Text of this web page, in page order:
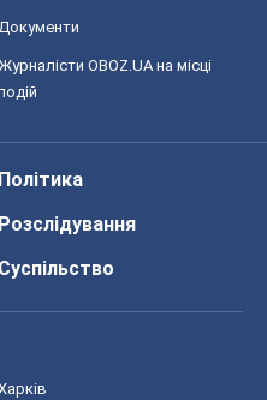
Журналісти OBOZ.UA на місці
Політика
Розслідування
Суспільство